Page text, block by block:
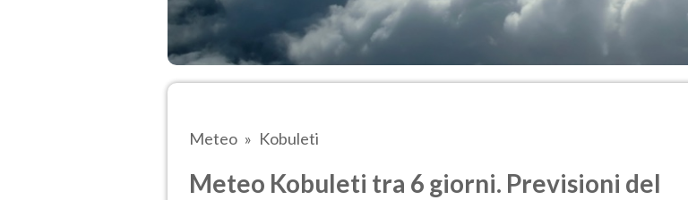
Meteo Kobuleti
Meteo Kobuleti tra 6 giorni. Previsioni del